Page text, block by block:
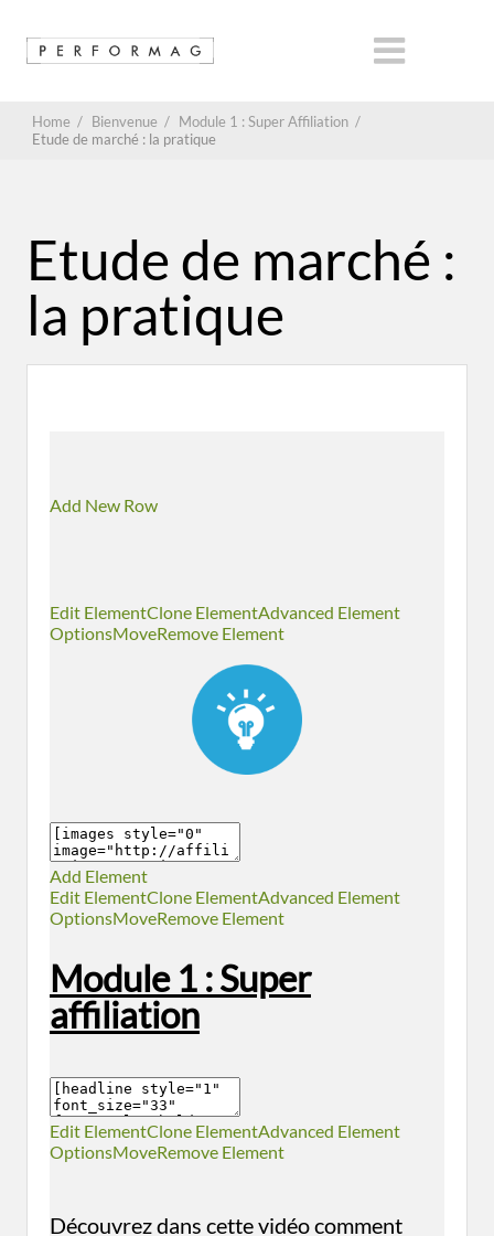
Home / Bienvenue / Module 1 : Super Affiliation /
Etude de marché : la pratique
Etude de marché :
la pratique
Add New Row
Edit ElementClone ElementAdvanced Element
OptionsMoveRemove Element
Add Element
Edit ElementClone ElementAdvanced Element
OptionsMoveRemove Element
Module 1 : Super
affiliation
Edit ElementClone ElementAdvanced Element
OptionsMoveRemove Element
Découvrez dans cette vidéo comment